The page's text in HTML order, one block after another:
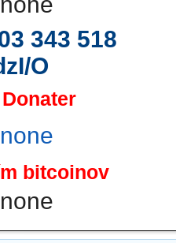
343 518
O
bitcoinov